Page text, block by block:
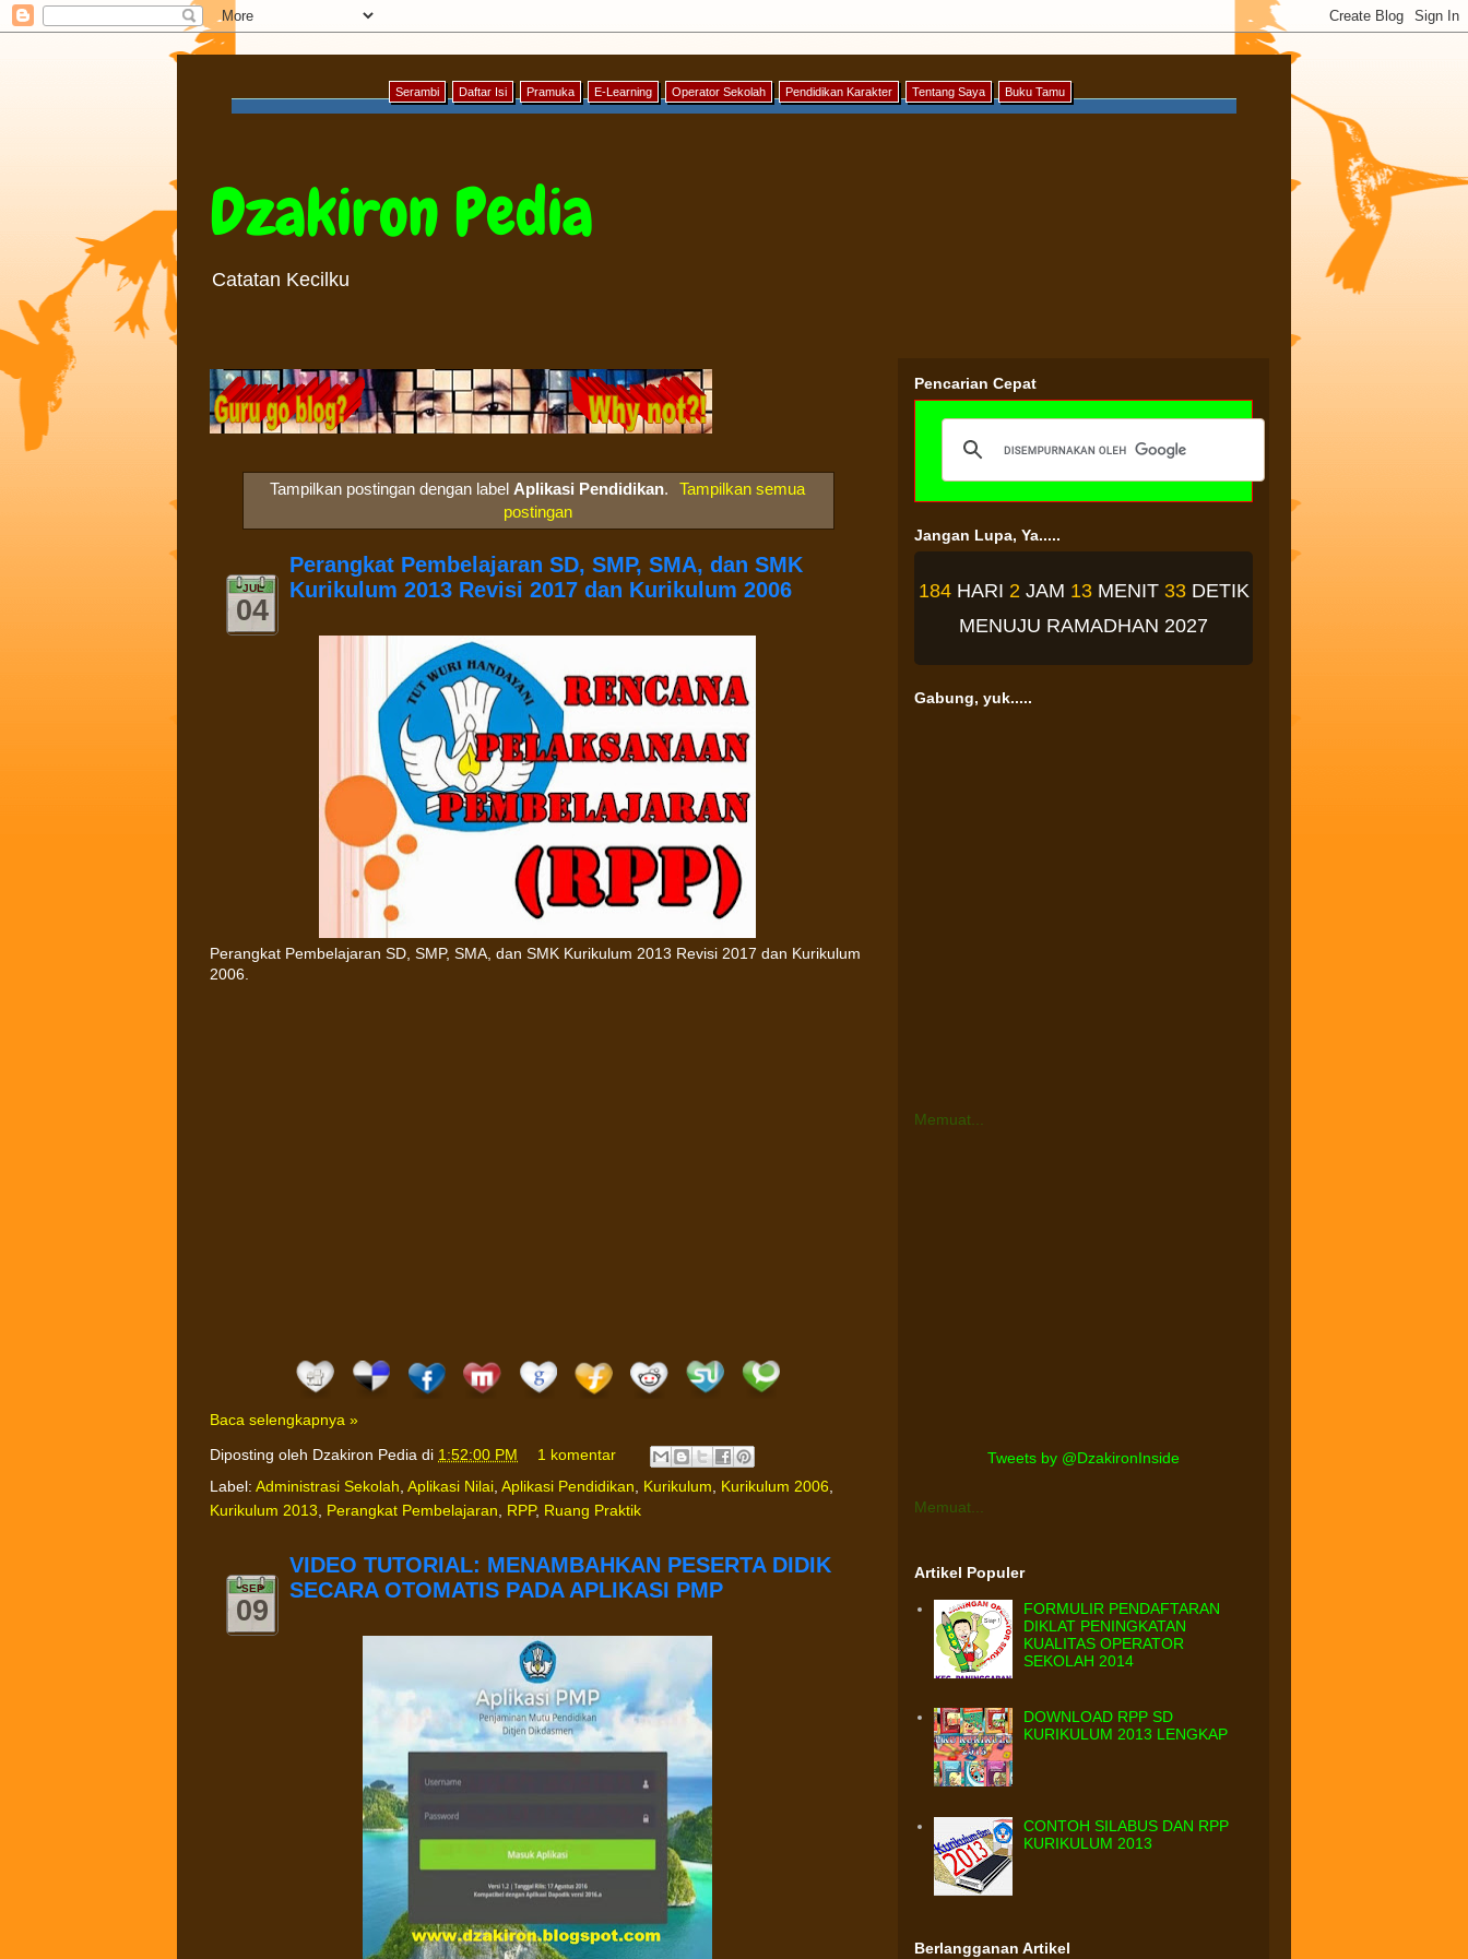
Serambi Daftar Isi Pramuka E-Learning Operator Sekolah Pendidikan Karakter Tentang Saya Buku Tamu
Dzakiron Pedia
Catatan Kecilku
Tampilkan postingan dengan label Aplikasi Pendidikan.
Tampilkan semua
postingan
JUL
04
Perangkat Pembelajaran SD, SMP, SMA, dan SMK
Kurikulum 2013 Revisi 2017 dan Kurikulum 2006
Perangkat Pembelajaran SD, SMP, SMA, dan SMK Kurikulum 2013 Revisi 2017 dan Kurikulum
2006.
Baca selengkapnya »
Diposting oleh Dzakiron Pedia di 1:52:00 PM
1 komentar
Label: Administrasi Sekolah, Aplikasi Nilai, Aplikasi Pendidikan, Kurikulum, Kurikulum 2006,
Kurikulum 2013, Perangkat Pembelajaran, RPP, Ruang Praktik
SEP
09
VIDEO TUTORIAL: MENAMBAHKAN PESERTA DIDIK
SECARA OTOMATIS PADA APLIKASI PMP
Pencarian Cepat
Jangan Lupa, Ya.....
184 HARI 2 JAM 13 MENIT32 DETIK
MENUJU RAMADHAN 2027
Gabung, yuk.....
Memuat...
Tweets by @DzakironInside
Memuat...
Artikel Populer
FORMULIR PENDAFTARAN
DIKLAT PENINGKATAN
KUALITAS OPERATOR
SEKOLAH 2014
DOWNLOAD RPP SD
KURIKULUM 2013 LENGKAP
CONTOH SILABUS DAN RPP
KURIKULUM 2013
Berlangganan Artikel